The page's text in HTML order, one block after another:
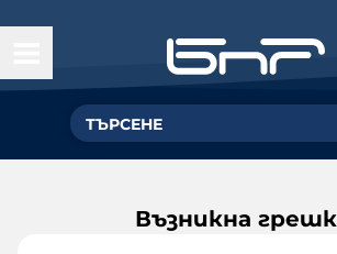
Възникна